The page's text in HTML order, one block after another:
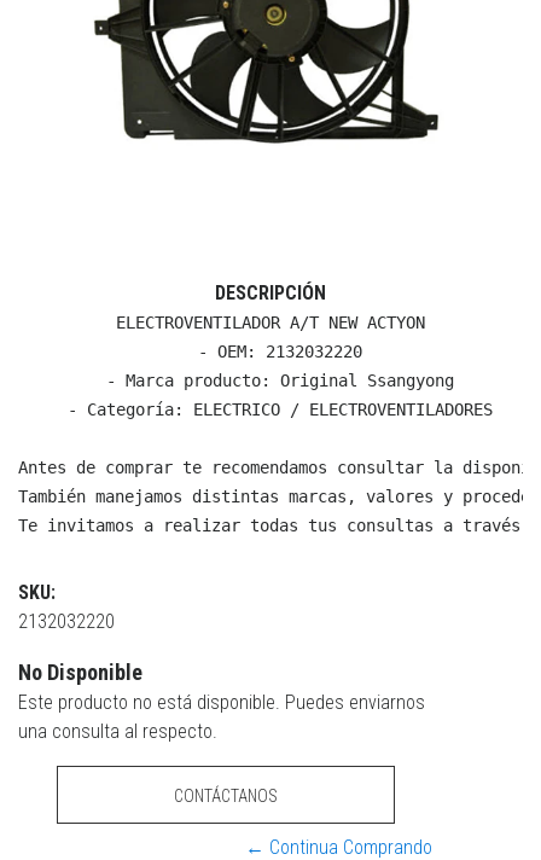
DESCRIPCIÓN
ELECTROVENTILADOR A/T NEW ACTYON
  - OEM: 2132032220
  - Marca producto: Original Ssangyong
  - Categoría: ELECTRICO / ELECTROVENTILADORES
Antes de comprar te recomendamos consultar la
También manejamos distintas marcas, valores y
Te invitamos a realizar todas tus consultas a través
SKU:
2132032220
No Disponible
Este producto no está disponible. Puedes enviarnos
una consulta al respecto.
CONTÁCTANOS
← Continua Comprando